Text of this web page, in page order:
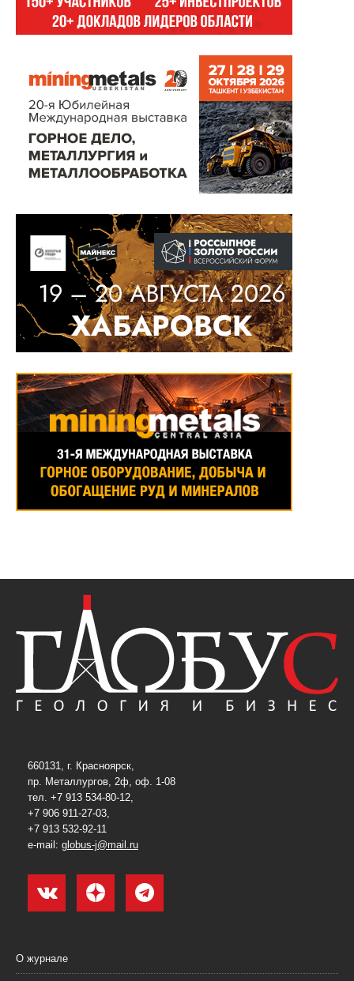
660131, г. Красноярск,
пр. Металлургов, 2ф, оф. 1-08
тел. +7 913 534-80-12,
+7 906 911-27-03,
+7 913 532-92-11
e-mail: globus-j@mail.ru
О журнале